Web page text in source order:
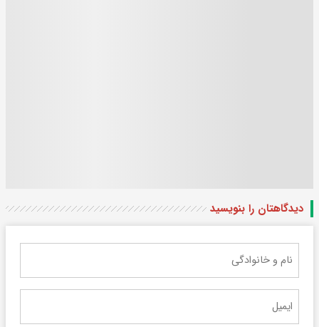
دیدگاهتان را بنویسید